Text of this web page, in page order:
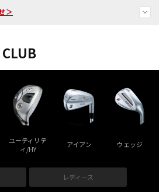
＞
ユーティリテ
ィ/HY
アイアン ウェッジ
レディース